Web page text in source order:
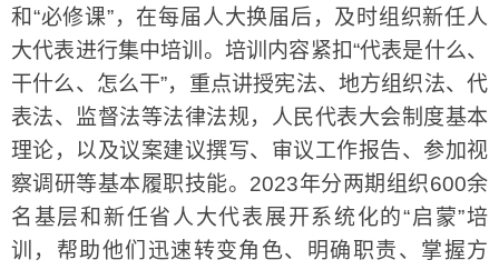
和“必修课”，在每届人大换届后，及时组织新任人
大代表进行集中培训。培训内容紧扣“代表是什么、
干什么、怎么干”，重点讲授宪法、地方组织法、代
表法、监督法等法律法规，人民代表大会制度基本
理论，以及议案建议撰写、审议工作报告、参加视
察调研等基本履职技能。2023年分两期组织600余
名基层和新任省人大代表展开系统化的“启蒙”培
训，帮助他们迅速转变角色、明确职责、掌握方